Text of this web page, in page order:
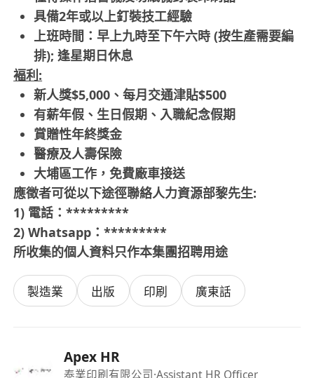
具備2年或以上釘裝技工經驗
上班時間：早上九時至下午六時 (按生產需要編
排); 逢星期日休息
褔利:
新人獎$5,000、每月交通津貼$500
有薪年假、生日假期、入職紀念假期
賞贈性年終獎金
醫療及人壽保險
大埔區工作，免費廠車接送
應徵者可從以下途徑聯絡人力資源部黎先生:
1) 電話：*********
2) Whatsapp：*********
所收集的個人資料只作本集團招聘用途
製造業 出版 印刷 廣東話
Apex HR
泰業印刷有限公司·Assistant HR Officer